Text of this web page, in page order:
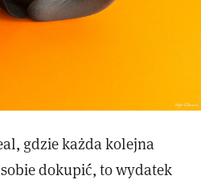
gdzie każda kolejna
dokupić, to wydatek